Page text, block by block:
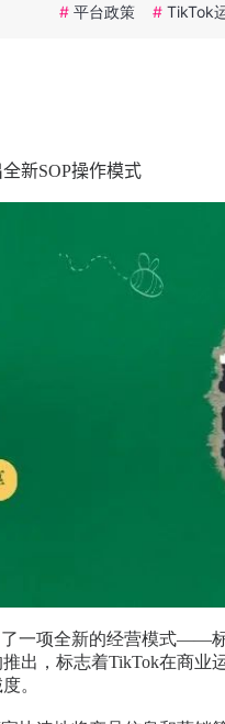
# 平台政策 # TikTok
新SOP操作模式
一项全新的经营模式——
出，标志着TikTok在商业
。